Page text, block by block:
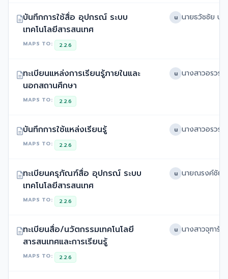
บันทึกการใช้สื่อ อุปกรณ์ ระบบ
เทคโนโลยีสารสนเทศ
MAPS TO: 2.2.6
น
ทะเบียนแหล่งการเรียนรู้ภายในและ
นอกสถานศึกษา
MAPS TO: 2.2.6
น
บันทึกการใช้แหล่งเรียนรู้
MAPS TO: 2.2.6
น
ทะเบียนครุภัณฑ์สื่อ อุปกรณ์ ระบบ
เทคโนโลยีสารสนเทศ
MAPS TO: 2.2.6
น
ทะเบียนสื่อ/นวัตกรรมเทคโนโลยี
สารสนเทศและการเรียนรู้
MAPS TO: 2.2.6
น